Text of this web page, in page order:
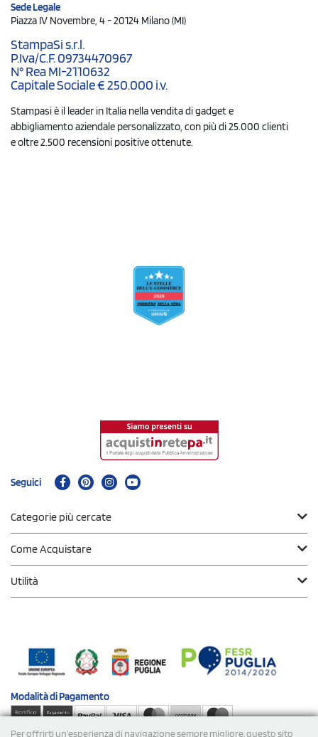
Per offrirti un'esperienza di navigazione sempre migliore, questo sito
Sede Legale
Piazza IV Novembre, 4 - 20124 Milano (MI)
StampaSi s.r.l.
P.Iva/C.F. 09734470967
N° Rea MI-2110632
Capitale Sociale € 250.000 i.v.
Stampasi è il leader in Italia nella vendita di gadget e
abbigliamento aziendale personalizzato, con più di 25.000 clienti
e oltre 2.500 recensioni positive ottenute.
Seguici
Categorie più cercate
Come Acquistare
Utilità
Modalità diPagamento